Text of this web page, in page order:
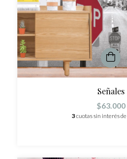
Señales
$63.000
3cuotas sin interés de